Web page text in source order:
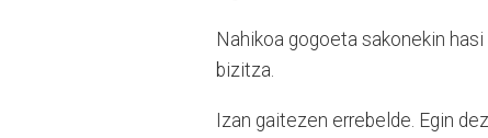
Nahikoa gogoeta sakonekin
bizitza.
Izan gaitezen errebelde. Egin